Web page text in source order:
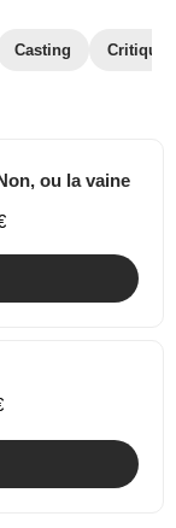
Casting
ou la vaine